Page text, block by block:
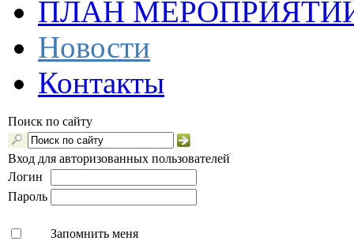
ПЛАН
Новости
Контакты
Поиск по сайту
Вход для авторизованных пользователей
Логин
Пароль
Запомнить меня